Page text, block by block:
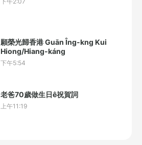
願榮光歸香港 Guān Îng-kng Kui
Hiong/Hiang-káng
下午5:54
老爸70歲做生日ê祝賀詞
上午11:19